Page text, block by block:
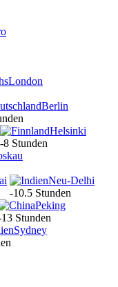
London
Berlin
Helsinki
-8 Stunden
Neu-Delhi
-10.5 Stunden
Peking
Stunden
Sydney